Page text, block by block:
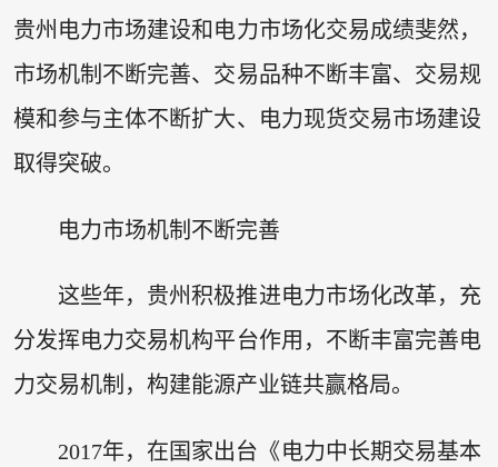
贵州电力市场建设和电力市场化交易成绩斐然，
市场机制不断完善、交易品种不断丰富、交易规
模和参与主体不断扩大、电力现货交易市场建设
取得突破。
电力市场机制不断完善
这些年，贵州积极推进电力市场化改革，充
分发挥电力交易机构平台作用，不断丰富完善电
力交易机制，构建能源产业链共赢格局。
2017年，在国家出台《电力中长期交易基本